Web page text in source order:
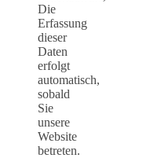
Die
Erfassung
dieser
Daten
erfolgt
automatisch,
sobald
Sie
unsere
Website
betreten.